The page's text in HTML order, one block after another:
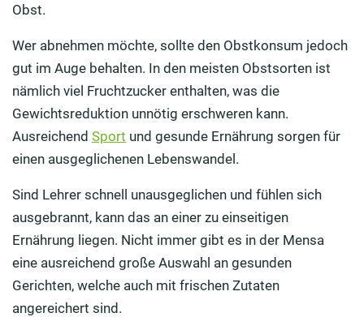
Obst.
Wer abnehmen möchte, sollte den Obstkonsum jedoch
gut im Auge behalten. In den meisten Obstsorten ist
nämlich viel Fruchtzucker enthalten, was die
Gewichtsreduktion unnötig erschweren kann.
Ausreichend Sport und gesunde Ernährung sorgen für
einen ausgeglichenen Lebenswandel.
Sind Lehrer schnell unausgeglichen und fühlen sich
ausgebrannt, kann das an einer zu einseitigen
Ernährung liegen. Nicht immer gibt es in der Mensa
eine ausreichend große Auswahl an gesunden
Gerichten, welche auch mit frischen Zutaten
angereichert sind.